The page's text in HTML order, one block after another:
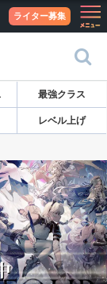
ライター募集
最強クラス
レベル上げ